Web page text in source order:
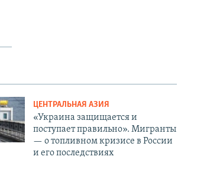
ЦЕНТРАЛЬНАЯ АЗИЯ
«Украина защищается и
поступает правильно». Мигранты
— о топливном кризисе в России
и его последствиях